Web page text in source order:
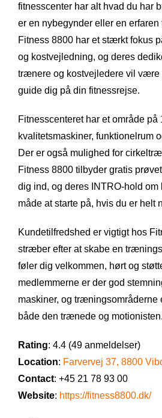
fitnesscenter har alt hvad du har
er en nybegynder eller en
Fitness 8800 har et stærkt fokus
og kostvejledning, og deres
trænere og kostvejledere vil være
guide dig på din fitnessrejse.
Fitnesscenteret har et område på
kvalitetsmaskiner, funktionelrum
Der er også mulighed for
Fitness 8800 tilbyder gratis
dig ind, og deres INTRO-hold om
måde at starte på, hvis du er helt
Kundetilfredshed er vigtigt hos
stræber efter at skabe en
føler dig velkommen, hørt og
medlemmerne er der god
maskiner, og træningsområderne
både den trænede og motionisten.
Rating: 4.4 (49 anmeldelser)
Location: Farvervej 37, 8800
Contact: +45 21 78 93 00
Website: https://fitness8800.dk/